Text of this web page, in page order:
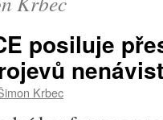
posiluje
Krbec